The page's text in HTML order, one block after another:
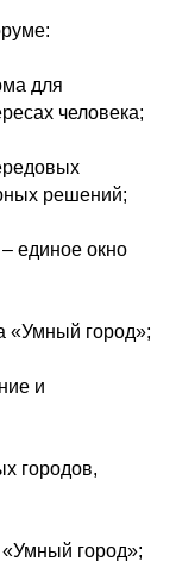
для
человека;
решений;
единое окно
«Умный город»;
и
городов,
город»;